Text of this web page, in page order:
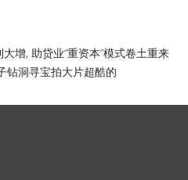
增, 助贷业“重资本”模式卷土重来
钻洞寻宝拍大片超酷的